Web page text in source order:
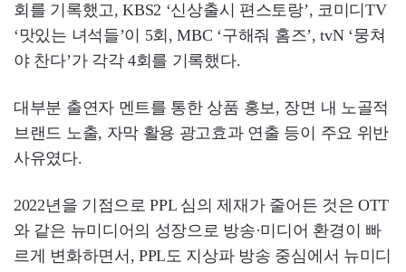
회를 기록했고, KBS2 ‘신상출시 편스토랑’, 코미디TV
‘맛있는 녀석들’이 5회, MBC ‘구해줘 홈즈’, tvN ‘뭉쳐
야 찬다’가 각각 4회를 기록했다.
대부분 출연자 멘트를 통한 상품 홍보, 장면 내 노골적
브랜드 노출, 자막 활용 광고효과 연출 등이 주요 위반
사유였다.
2022년을 기점으로 PPL 심의 제재가 줄어든 것은 OTT
와 같은 뉴미디어의 성장으로 방송·미디어 환경이 빠
르게 변화하면서, PPL도 지상파 방송 중심에서 뉴미디